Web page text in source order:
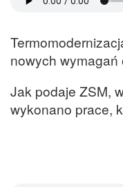
nowych
Jak podaje ZSM,
wykonano prace,